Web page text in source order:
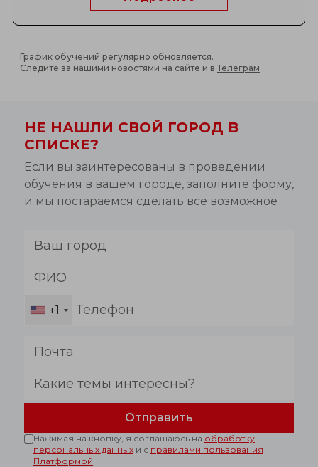
График обучений регулярно обновляется.
Следите за нашими новостями на сайте и в Телеграм
НЕ НАШЛИ СВОЙ ГОРОД В
СПИСКЕ?
Если вы заинтересованы в проведении
обучения в вашем городе, заполните форму,
и мы постараемся сделать все возможное
+1
Отправить
Нажимая на кнопку, я соглашаюсь на обработку
персональных данныхи с правилами пользования
Платформой